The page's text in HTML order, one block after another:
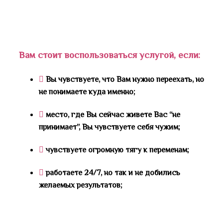
Вам стоит воспользоваться услугой, если:
Вы чувствуете, что Вам нужно переехать, но
не понимаете куда именно;
место, где Вы сейчас живете Вас “не
принимает”, Вы чувствуете себя чужим;
чувствуете огромную тягу к переменам;
работаете 24/7, но так и не добились
желаемых результатов;